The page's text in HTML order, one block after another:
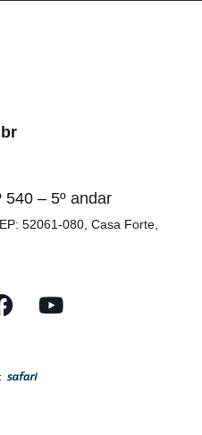
540 – 5º andar
52061-080, Casa Forte,